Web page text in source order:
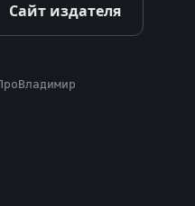
Сайт издателя